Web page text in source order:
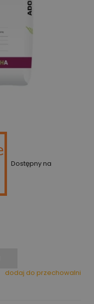
Dostępny na
dodaj do przechowalni